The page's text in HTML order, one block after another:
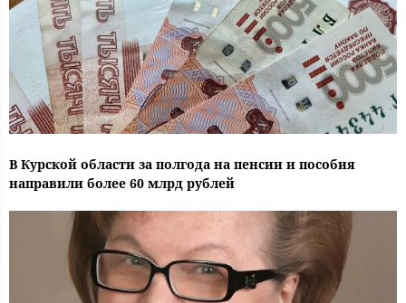
В Курской области за полгода на пенсии и пособия
направили более 60 млрд рублей